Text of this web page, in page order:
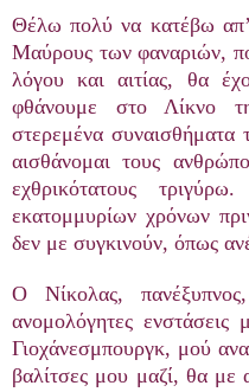
Θέλω πολύ να κατέβω
Μαύρους των φαναριών,
λόγου και αιτίας, θα
φθάνουμε στο Λίκνο
στερεμένα
αισθάνομαι τους
εχθρικότατους
εκατομμυρίων χρόνων
δεν με συγκινούν, όπως
Ο Νίκολας,
ανομολόγητες
Γιοχάνεσμπουργκ, μού
βαλίτσες μου μαζί, θα με